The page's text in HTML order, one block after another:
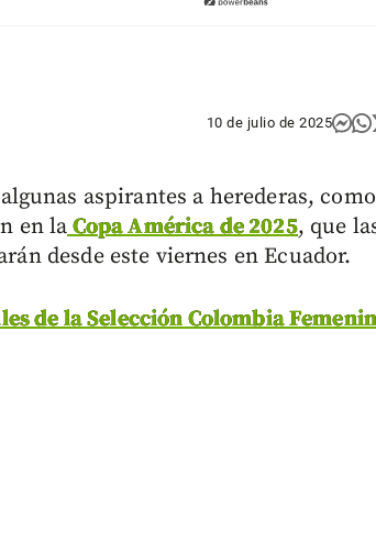
10 de julio de 2025
aspirantes a herederas,
en laCopa América de 2025, que
desde este viernes en Ecuador.
de la Selección Colombia